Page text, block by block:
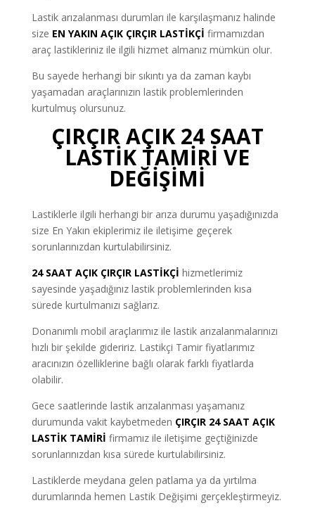
Lastik arızalanması durumları ile karşılaşmanız halinde
size EN YAKIN AÇIK ÇIRÇIR LASTİKÇİ firmamızdan
araç lastikleriniz ile ilgili hizmet almanız mümkün olur.
Bu sayede herhangi bir sıkıntı ya da zaman kaybı
yaşamadan araçlarınızın lastik problemlerinden
kurtulmuş olursunuz.
ÇIRÇIR AÇIK 24 SAAT
LASTİK TAMİRİ VE
DEĞİŞİMİ
Lastiklerle ilgili herhangi bir arıza durumu yaşadığınızda
size En Yakın ekiplerimiz ile iletişime geçerek
sorunlarınızdan kurtulabilirsiniz.
24 SAAT AÇIK ÇIRÇIR LASTİKÇİ hizmetlerimiz
sayesinde yaşadığınız lastik problemlerinden kısa
sürede kurtulmanızı sağlarız.
Donanımlı mobil araçlarımız ile lastik arızalanmalarınızı
hızlı bir şekilde gideririz. Lastikçi Tamir fiyatlarımız
aracınızın özelliklerine bağlı olarak farklı fiyatlarda
olabilir.
Gece saatlerinde lastik arızalanması yaşamanız
durumunda vakit kaybetmeden ÇIRÇIR 24 SAAT AÇIK
LASTİK TAMİRİ firmamız ile iletişime geçtiğinizde
sorunlarınızdan kısa sürede kurtulabilirsiniz.
Lastiklerde meydana gelen patlama ya da yırtılma
durumlarında hemen Lastik Değişimi gerçekleştirmeyiz.